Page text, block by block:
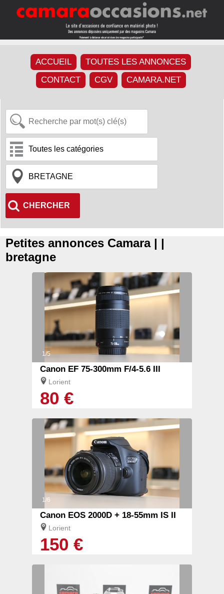
ACCUEIL
TOUTES LES ANNONCES
CONTACT
CGV CAMARA.NET
CHERCHER
Petites annonces Camara | |
bretagne
1/5
Canon EF 75-300mm F/4-5.6 III
Lorient
80 €
1/6
Canon EOS 2000D + 18-55mm IS II
Lorient
150 €